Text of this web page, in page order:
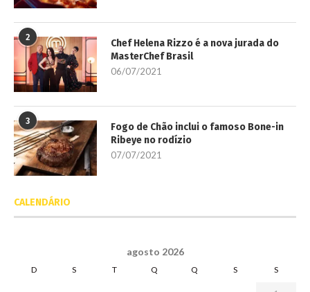
2
Chef Helena Rizzo é a nova jurada do
MasterChef Brasil
06/07/2021
3
Fogo de Chão inclui o famoso Bone-in
Ribeye no rodízio
07/07/2021
CALENDÁRIO
agosto 2026
D S T Q Q S S